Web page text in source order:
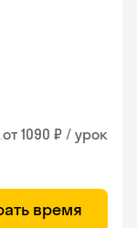
от 1090 ₽ / урок
время